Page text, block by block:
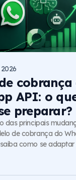
cobrança
API: o
preparar?
das principais
de cobrança do
como se adaptar